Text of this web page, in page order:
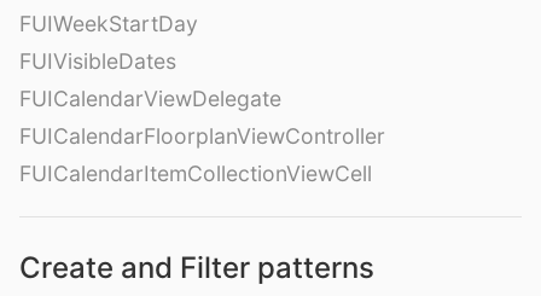
FUIWeekStartDay
FUIVisibleDates
FUICalendarViewDelegate
FUICalendarFloorplanViewController
FUICalendarItemCollectionViewCell
Create and Filter patterns